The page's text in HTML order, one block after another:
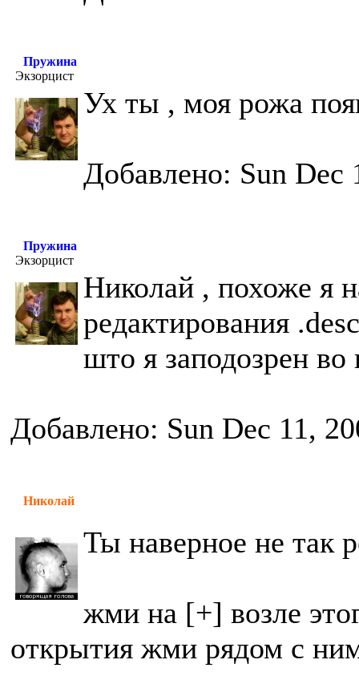
Пружина
Экзорцист
Ух ты , моя рожа
Добавлено: Sun Dec
Пружина
Экзорцист
Николай , похоже я
редактирования
што я заподозрен во
Добавлено: Sun Dec 11,
Николай
Ты наверное не так
жми на [+] возле
открытия жми рядом с